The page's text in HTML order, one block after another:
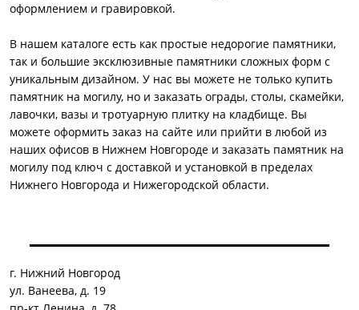
оформлением и гравировкой.
В нашем каталоге есть как простые недорогие памятники,
так и большие эксклюзивные памятники сложных форм с
уникальным дизайном. У нас вы можете не только купить
памятник на могилу, но и заказать ограды, столы, скамейки,
лавочки, вазы и тротуарную плитку на кладбище. Вы
можете оформить заказ на сайте или прийти в любой из
наших офисов в Нижнем Новгороде и заказать памятник на
могилу под ключ с доставкой и установкой в пределах
Нижнего Новгорода и Нижегородской области.
г. Нижний Новгород
ул. Ванеева, д. 19